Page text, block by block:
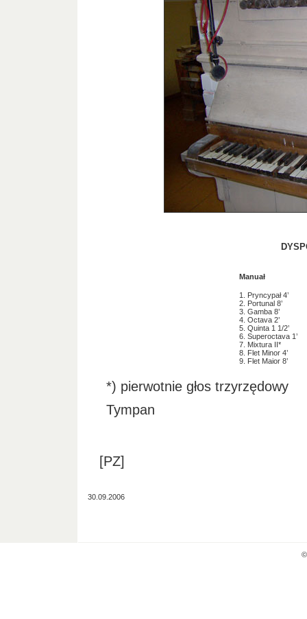
Manuał
1. Pryncypał 4’
2. Portunal 8’
3. Gamba 8’
4. Octava 2’
5. Quinta 1 1/2’
6. Superoctava 1’
7. Mixtura II*
8. Flet Minor 4’
9. Flet Maior 8’
*) pierwotnie głos trzyrzędowy
Tympan
[PZ]
30.09.2006
©